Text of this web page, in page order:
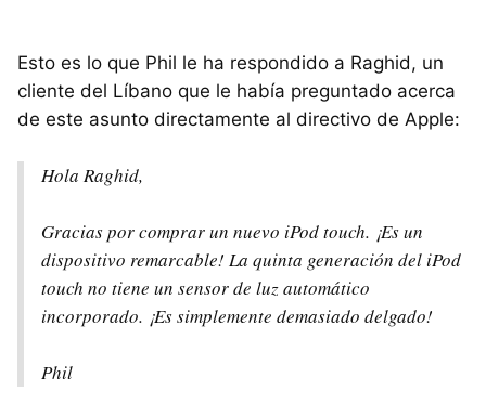
Esto es lo que Phil le ha respondido a Raghid, un
cliente del Líbano que le había preguntado acerca
de este asunto directamente al directivo de Apple:
Hola Raghid,
Gracias por comprar un nuevo iPod touch. ¡Es un
dispositivo remarcable! La quinta generación del iPod
touch no tiene un sensor de luz automático
incorporado. ¡Es simplemente demasiado delgado!
Phil